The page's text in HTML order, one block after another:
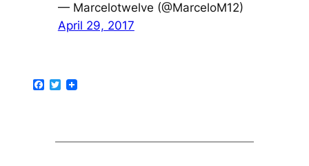
— Marcelotwelve (@MarceloM12)
April 29, 2017
Facebook
Twitter